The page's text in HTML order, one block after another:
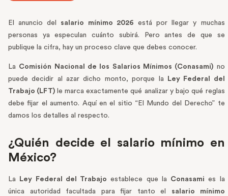
El anuncio del salario mínimo 2026 está por llegar y muchas
personas ya especulan cuánto subirá. Pero antes de que se
publique la cifra, hay un proceso clave que debes conocer.
La Comisión Nacional de los Salarios Mínimos (Conasami) no
puede decidir al azar dicho monto, porque la
Ley Federal del
Trabajo (LFT) le marca exactamente qué analizar y bajo qué reglas
debe fijar el aumento. Aquí en el sitio “El Mundo del Derecho” te
damos los detalles al respecto.
¿Quién decide el salario mínimo en
México?
La Ley Federal del Trabajo establece que la Conasami es la
única autoridad facultada para fijar tanto el salario mínimo